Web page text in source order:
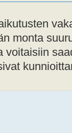
monta
voitaisiin